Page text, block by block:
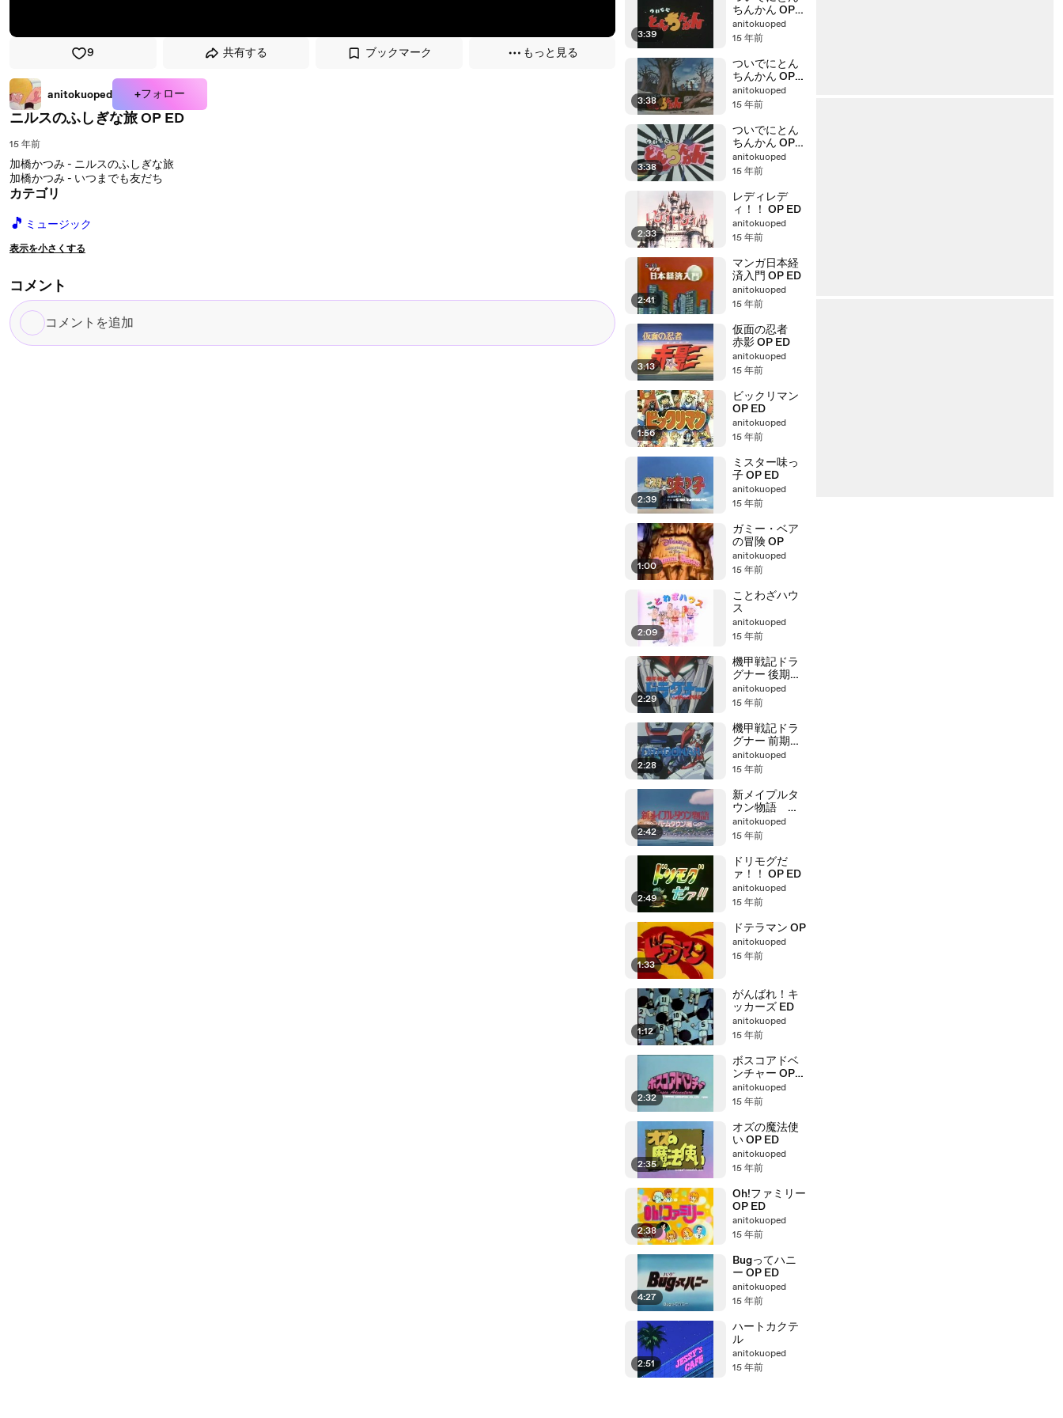
9 共有する ブックマーク もっと見る
anitokuoped +フォロー
ニルスのふしぎな旅 OP ED
15 年前
加橋かつみ - ニルスのふしぎな旅
加橋かつみ - いつまでも友だち
カテゴリ
🎵 ミュージック
表示を小さくする
コメント
コ
メ
3:39
ちんかん OP
ED 3
anitokuoped
15 年前
3:38
ついでにとん
ちんかん OP
ED 2
anitokuoped
15 年前
3:38
ついでにとん
ちんかん OP
ED 1
anitokuoped
15 年前
2:33
レディレデ
ィ！！ OP ED
anitokuoped
15 年前
2:41
マンガ日本経
済入門 OP ED
anitokuoped
15 年前
3:13
仮面の忍者
赤影 OP ED
anitokuoped
15 年前
1:56
ビックリマン
OP ED
anitokuoped
15 年前
2:39
ミスター味っ
子 OP ED
anitokuoped
15 年前
1:00
ガミー・ベア
の冒険 OP
anitokuoped
15 年前
2:09
ことわざハウ
ス
anitokuoped
15 年前
2:29
機甲戦記ドラ
グナー 後期OP
ED
anitokuoped
15 年前
2:28
機甲戦記ドラ
グナー 前期OP
ED
anitokuoped
15 年前
2:42
新メイプルタ
ウン物語 パ
ームタウン編
OP ED
anitokuoped
15 年前
2:49
ドリモグだ
ァ！！ OP ED
anitokuoped
15 年前
1:33
ドテラマン OP
anitokuoped
15 年前
1:12
がんばれ！キ
ッカーズ ED
anitokuoped
15 年前
2:32
ボスコアドベ
ンチャー OP
ED
anitokuoped
15 年前
2:35
オズの魔法使
い OP ED
anitokuoped
15 年前
2:38
Oh!ファミリー
OP ED
anitokuoped
15 年前
4:27
Bugってハニ
ー OP ED
anitokuoped
15 年前
2:51
ハートカクテ
ル
anitokuoped
15 年前